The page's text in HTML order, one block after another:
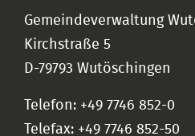
Gemeindeverwaltung
Kirchstraße 5
D-79793 Wutöschingen
Telefon: +49 7746 852-0
Telefax: +49 7746 852-50